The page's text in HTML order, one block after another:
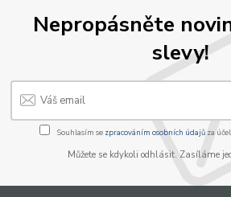
Nepropásněte
slevy!
Souhlasím se zpracováním osobních údajůza
Můžete se kdykoli odhlásit. Zasíláme